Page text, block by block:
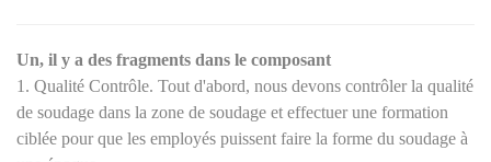
Un, il y a des fragments dans le composant
1. Qualité Contrôle. Tout d'abord, nous devons contrôler la qualité
de soudage dans la zone de soudage et effectuer une formation
ciblée pour que les employés puissent faire la forme du soudage à